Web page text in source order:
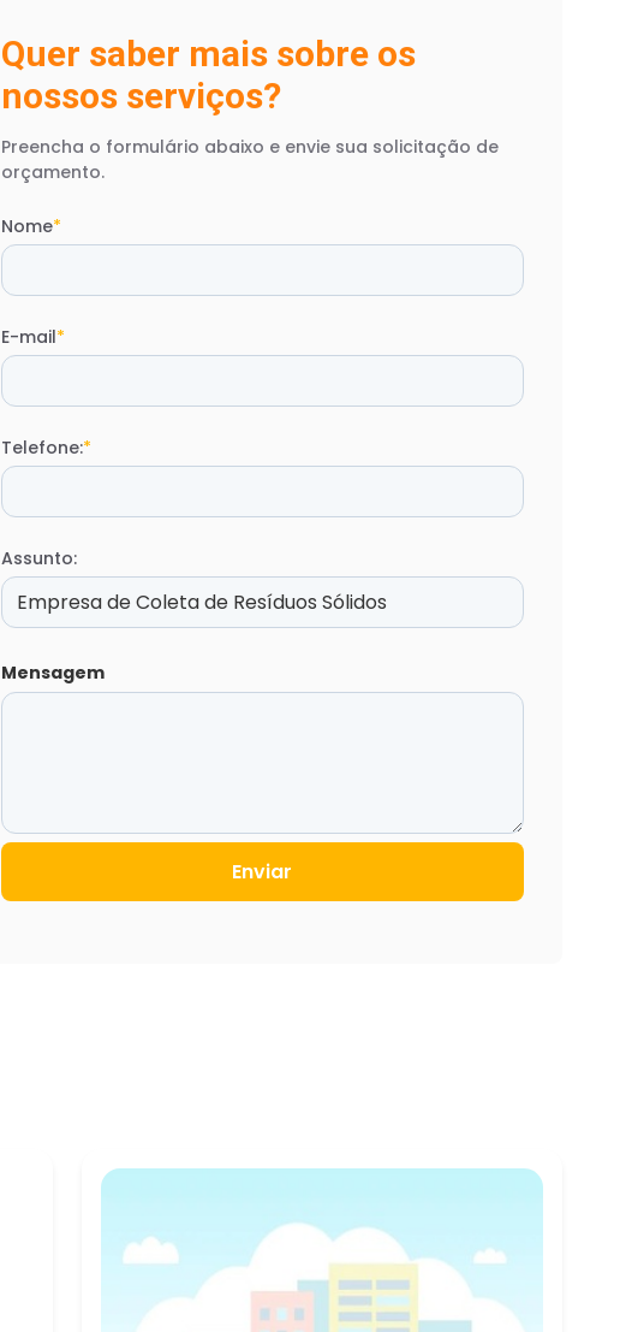
Quer saber mais sobre os
nossos serviços?
Preencha o formulário abaixo e envie sua solicitação de
orçamento.
Nome*
E-mail*
Telefone:*
Assunto:
Mensagem
Enviar